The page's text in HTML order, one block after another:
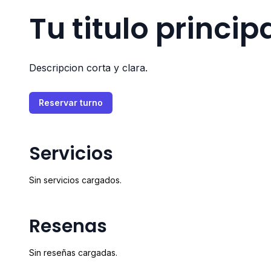
Tu titulo
Descripcion corta y clara.
Reservar turno
Servicios
Sin servicios cargados.
Resenas
Sin reseñas cargadas.